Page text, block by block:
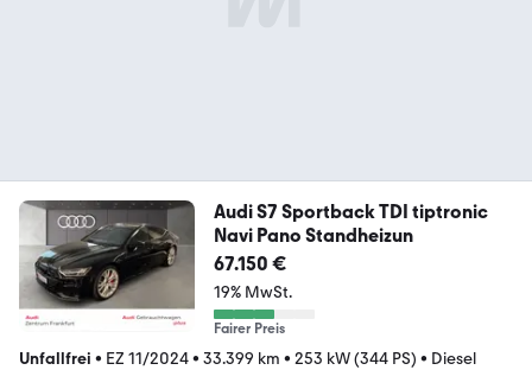
Audi S7 Sportback TDI tiptronic
Navi Pano Standheizun
67.150 €
19% MwSt.
Fairer Preis
Unfallfrei • EZ 11/2024• 33.399 km • 253 kW (344 PS) • Diesel